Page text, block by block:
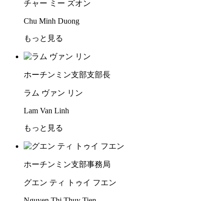
チャー ミー ズオン
Chu Minh Duong
もっと見る
ホーチンミン支部支部長
ラム ヴァン リン
Lam Van Linh
もっと見る
ホーチンミン支部事務局
グエン ティ トゥイ フエン